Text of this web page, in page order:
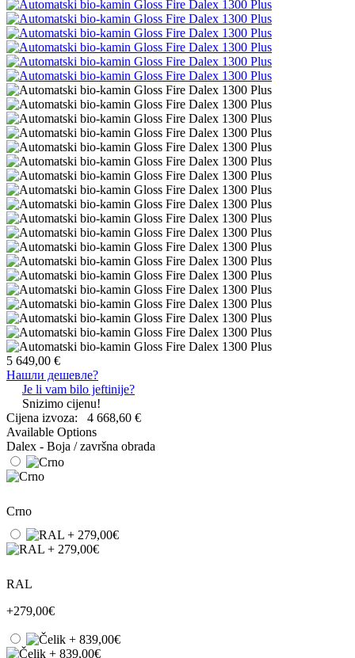
5 649,00 €
Нашли дешевле?
Je li vam bilo jeftinije?
Snizimo cijenu!
Cijena izvoza:
4 668,60 €
Available Options
Dalex - Boja / završna obrada
Crno
RAL
+279,00€